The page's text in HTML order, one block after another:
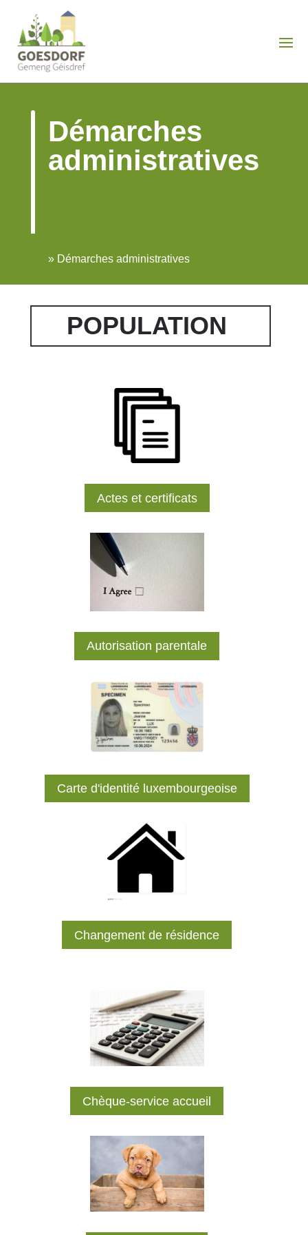
Démarches
administratives
» Démarches administratives
POPULATION
Actes et certificats
Autorisation parentale
Carte d'identité luxembourgeoise
Changement de résidence
Chèque-service accueil